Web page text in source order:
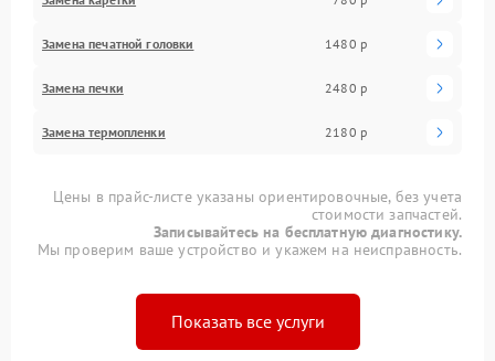
Замена печатной головки 1480 р
Замена печки 2480 р
Замена термопленки 2180 р
Цены в прайс-листе указаны ориентировочные, без учета
стоимости запчастей.
Записывайтесь на бесплатную диагностику.
Мы проверим ваше устройство и укажем на неисправность.
Показать все услуги